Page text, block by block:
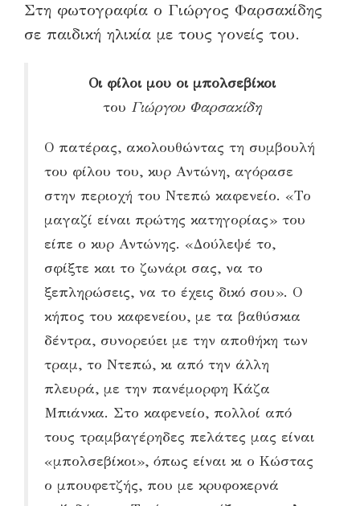
Στη φωτογραφία ο Γιώργος Φαρσακίδης
σε παιδική ηλικία με τους γονείς του.
Οι φίλοι μου οι μπολσεβίκοι
του Γιώργου Φαρσακίδη
Ο πατέρας, ακολουθώντας τη συμβουλή
του φίλου του, κυρ Αντώνη, αγόρασε
στην περιοχή του Ντεπώ καφενείο. «Το
μαγαζί είναι πρώτης κατηγορίας» του
είπε ο κυρ Αντώνης. «Δούλεψέ το,
σφίξτε και το ζωνάρι σας, να το
ξεπληρώσεις, να το έχεις δικό σου». Ο
κήπος του καφενείου, με τα βαθύσκια
δέντρα, συνορεύει με την αποθήκη των
τραμ, το Ντεπώ, κι από την άλλη
πλευρά, με την πανέμορφη Κάζα
Μπιάνκα. Στο καφενείο, πολλοί από
τους τραμβαγέρηδες πελάτες μας είναι
«μπολσεβίκοι», όπως είναι κι ο Κώστας
ο μπουφετζής, που με κρυφοκερνά